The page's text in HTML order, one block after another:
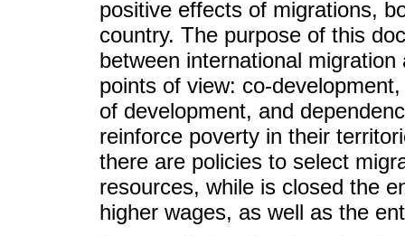
positive effects of migrations,
country. The purpose of this
between international
points of view: co-
of development, and
reinforce poverty in their
there are policies to select
resources, while is closed the
higher wages, as well as the